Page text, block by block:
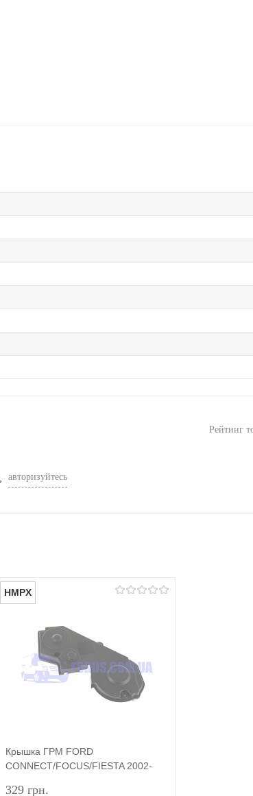
Рейтинг
авторизуйтесь
HMPX
Крышка ГРМ FORD
CONNECT/FOCUS/FIESTA 2002-
329 грн.